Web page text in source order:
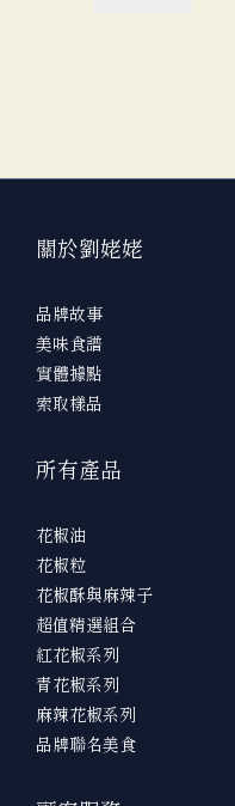
關於劉姥姥
品牌故事
美味食譜
實體據點
索取樣品
所有產品
花椒油
花椒粒
花椒酥與麻辣子
超值精選組合
紅花椒系列
青花椒系列
麻辣花椒系列
品牌聯名美食